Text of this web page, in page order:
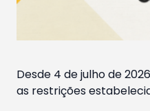
Desde 4 de julho de
as restrições